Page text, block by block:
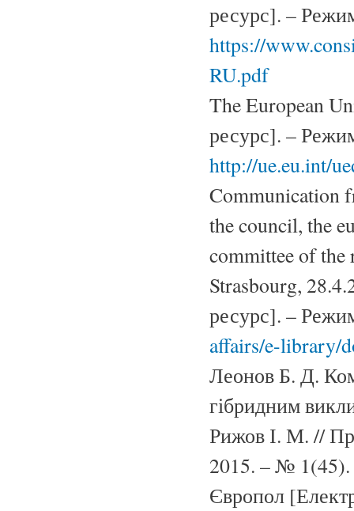
ресурс]. –
https://
RU.pdf
The European
ресурс]. –
http://ue.eu.int/
Communication
the council, the
committee of the
Strasbourg,
ресурс]. –
affairs/e-library/
Леонов Б. Д.
гібридним
Рижов І. М. //
2015. – № 1(45).
Європол